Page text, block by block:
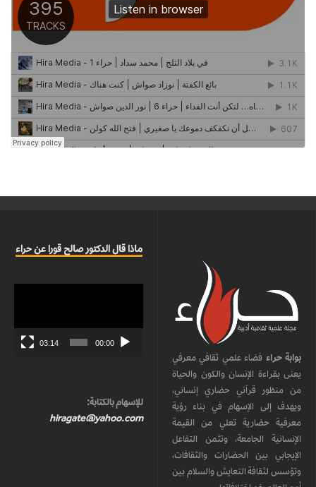
بوابة حراء فضاء علمي ثقافي معرفي
يعنى بقراءة الإنسان والكون والحياة
من منظور قرآني حضاري إنساني،
ويهدف إلى الإسهام في بناء رؤية
معرفية حضارية تعلي من القيمة
الإنسانية الجامعة، وتثمن التفاعل
الإيجابي بين الحضارات والثقافات،
وتؤسس لثقافة التعايش والسلام بين
ماذا قال الدكتور صالح قورا عن حراء
00:00
03:14
للإسهام بالكتابة:
hiragate@yahoo.com